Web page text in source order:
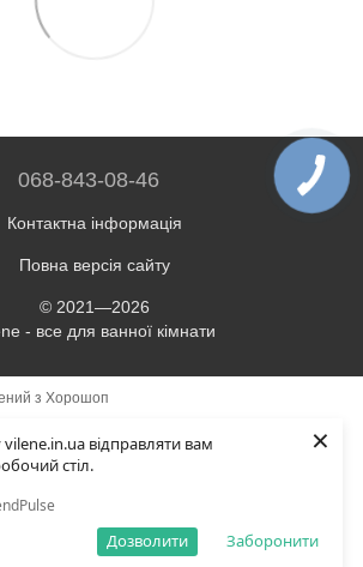
відправляти вам
стіл.
Заборонити
Дозволити
×
068-843-08-46
Контактна інформація
Повна версія сайту
© 2021—2026
- все для ванної кімнати
з Хорошоп